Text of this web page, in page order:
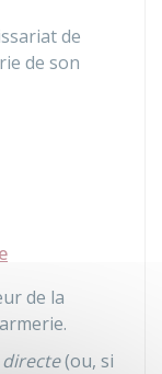
de
de son
de la
(ou, si